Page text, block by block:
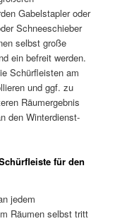
Gabelstapler oder
Schneeschieber
selbst große
ein befreit werden.
Schürfleisten am
und ggf. zu
Räumergebnis
den Winterdienst-
für den
jedem
Räumen selbst tritt